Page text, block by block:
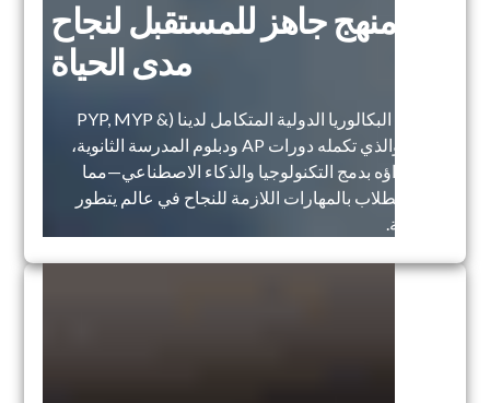
منهج جاهز للمستقبل لنجاح
مدى الحياة
برنامج البكالوريا الدولية المتكامل لدينا (PYP, MYP &
DP)، والذي تكمله دورات AP ودبلوم المدرسة الثانوية،
يتم إثراؤه بدمج التكنولوجيا والذكاء الاصطناعي—مما
يزود الطلاب بالمهارات اللازمة للنجاح في عالم يتطور
بسرعة.